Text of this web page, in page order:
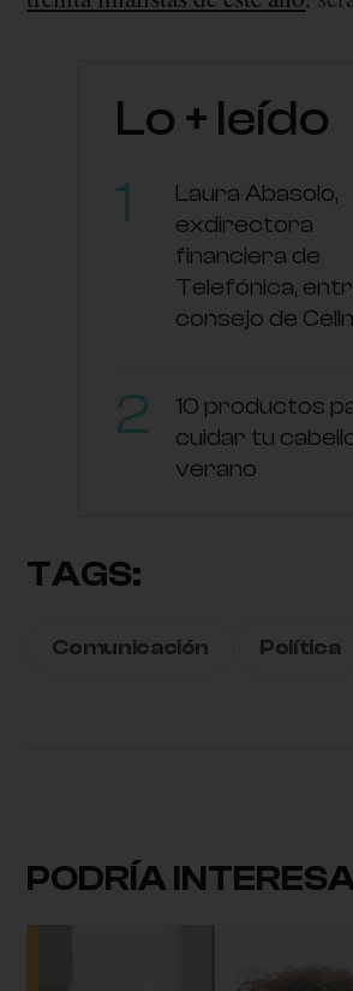
Lo + leído
Laura Abasolo,
exdirectora
financiera de
Telefónica,
consejo de
10 productos
cuidar tu
verano
TAGS:
Comunicación Política
PODRÍA